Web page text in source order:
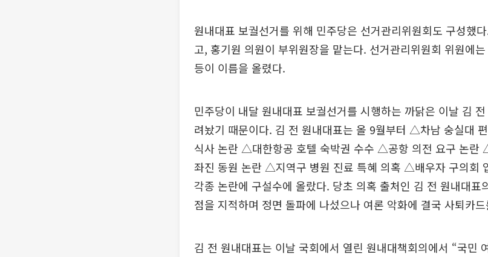
원내대표 보궐선거를 위해 민주당은 선거관리위원회도 구성했
고, 홍기원 의원이 부위원장을 맡는다. 선거관리위원회 위원에는
등이 이름을 올렸다.
민주당이 내달 원내대표 보궐선거를 시행하는 까닭은 이날 김
려놨기 때문이다. 김 전 원내대표는 올 9월부터 △차남 숭실대
식사 논란 △대한항공 호텔 숙박권 수수 △공항 의전 요구 논란
좌진 동원 논란 △지역구 병원 진료 특혜 의혹 △배우자 구의회
각종 논란에 구설수에 올랐다. 당초 의혹 출처인 김 전 원내대표
점을 지적하며 정면 돌파에 나섰으나 여론 악화에 결국 사퇴카
김 전 원내대표는 이날 국회에서 열린 원내대책회의에서 “국민